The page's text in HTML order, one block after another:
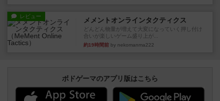
レビュー メメントオンラインタクティクス
どんどん物量が増えて大変になっていく押し付け
合いが楽しいゲーム盛り上が...
約19時間前 by nekomanma222
ボドゲーマのアプリ版はこちら